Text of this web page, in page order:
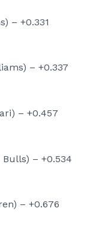
– +0.331
– +0.337
– +0.457
Bulls) – +0.534
– +0.676